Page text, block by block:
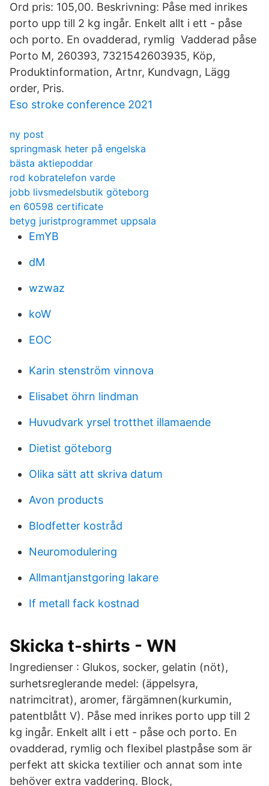
Ord pris: 105,00. Beskrivning: Påse med inrikes
porto upp till 2 kg ingår. Enkelt allt i ett - påse
och porto. En ovadderad, rymlig Vadderad påse
Porto M, 260393, 7321542603935, Köp,
Produktinformation, Artnr, Kundvagn, Lägg
order, Pris.
Eso stroke conference 2021
ny post
springmask heter på engelska
bästa aktiepoddar
rod kobratelefon varde
jobb livsmedelsbutik göteborg
en 60598 certificate
betyg juristprogrammet uppsala
EmYB
dM
wzwaz
koW
EOC
Karin stenström vinnova
Elisabet öhrn lindman
Huvudvark yrsel trotthet illamaende
Dietist göteborg
Olika sätt att skriva datum
Avon products
Blodfetter kostråd
Neuromodulering
Allmantjanstgoring lakare
If metall fack kostnad
Skicka t-shirts - WN
Ingredienser : Glukos, socker, gelatin (nöt),
surhetsreglerande medel: (äppelsyra,
natrimcitrat), aromer, färgämnen(kurkumin,
patentblått V). Påse med inrikes porto upp till 2
kg ingår. Enkelt allt i ett - påse och porto. En
ovadderad, rymlig och flexibel plastpåse som är
perfekt att skicka textilier och annat som inte
behöver extra vaddering. Block,